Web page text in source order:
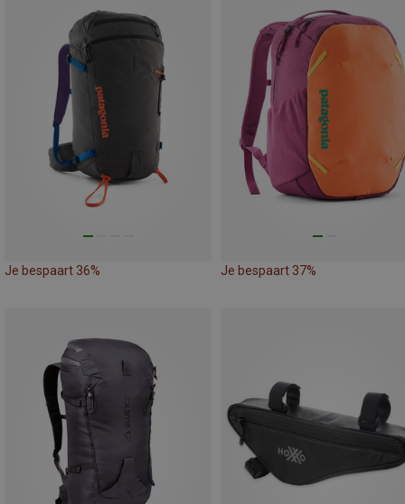
Je bespaart 36% Je bespaart 37%